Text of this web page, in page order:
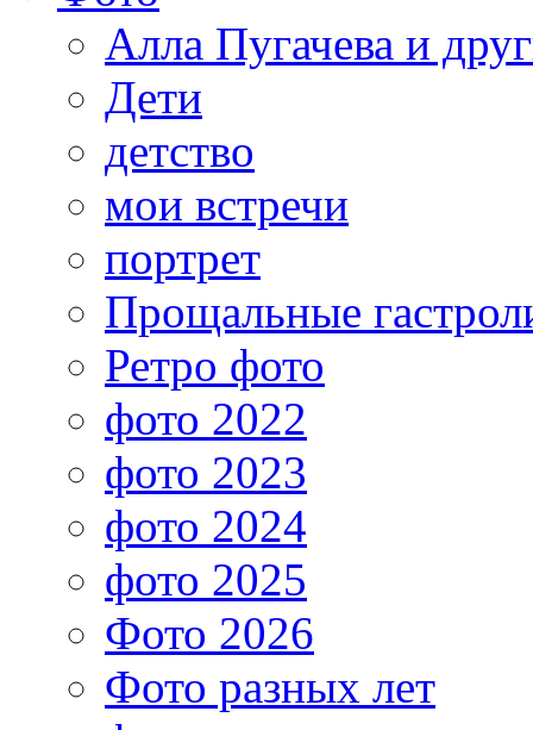
Алла Пугачева и
Дети
детство
мои встречи
портрет
Прощальные
Ретро фото
фото 2022
фото 2023
фото 2024
фото 2025
Фото 2026
Фото разных лет